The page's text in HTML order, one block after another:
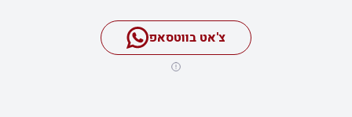
צ'אט בווטסאפ